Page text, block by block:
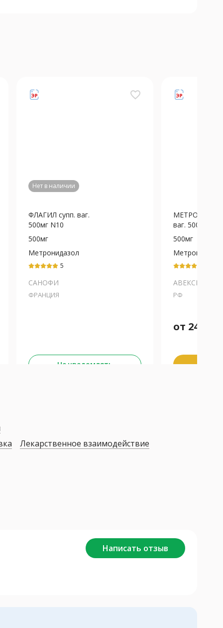
favorite_border
Нет в наличии
ФЛАГИЛ супп. ваг.
500мг N10
500мг
Метронидазол
5
САНОФИ
ФРАНЦИЯ
Не уведомлять
ваг. 500мг N10
500мг
АВЕКСИМА
РФ
от 240
Лекарственное взаимодействие
Написать отзыв